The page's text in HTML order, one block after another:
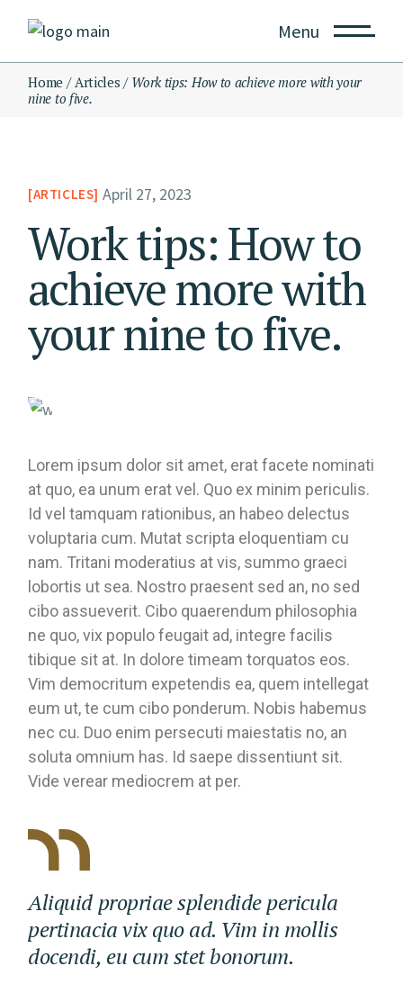
Menu
Home Articles
Work tips: How to achieve more with your
nine to five.
ARTICLES April 27, 2023
Work tips: How to
achieve more with
your nine to five.
Lorem ipsum dolor sit amet, erat facete nominati
at quo, ea unum erat vel. Quo ex minim periculis.
Id vel tamquam rationibus, an habeo delectus
voluptaria cum. Mutat scripta eloquentiam cu
nam. Tritani moderatius at vis, summo graeci
lobortis ut sea. Nostro praesent sed an, no sed
cibo assueverit. Cibo quaerendum philosophia
ne quo, vix populo feugait ad, integre facilis
tibique sit at. In dolore timeam torquatos eos.
Vim democritum expetendis ea, quem intellegat
eum ut, te cum cibo ponderum. Nobis habemus
nec cu. Duo enim persecuti maiestatis no, an
soluta omnium has. Id saepe dissentiunt sit.
Vide verear mediocrem at per.
Aliquid propriae splendide pericula
pertinacia vix quo ad. Vim in mollis
docendi, eu cum stet bonorum.